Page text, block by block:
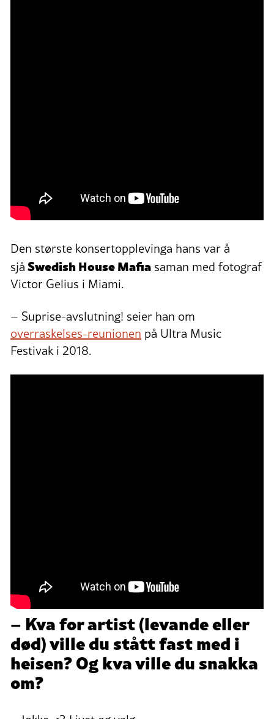
Den største konsertopplevinga hans var å
sjåSwedish House Mafia saman med fotograf
Victor Gelius i Miami.
– Suprise-avslutning! seier han om
overraskelses-reunionen på Ultra Music
Festivak i 2018.
– Kva for artist (levande eller
død) ville du stått fast med i
heisen? Og kva ville du snakka
om?